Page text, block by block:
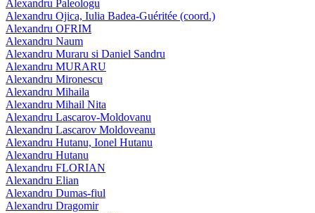
Alexandru Paleologu
Alexandru Ojica, Iulia Badea-Guéritée (coord.)
Alexandru OFRIM
Alexandru Naum
Alexandru Muraru si Daniel Sandru
Alexandru MURARU
Alexandru Mironescu
Alexandru Mihaila
Alexandru Mihail Nita
Alexandru Lascarov-Moldovanu
Alexandru Lascarov Moldoveanu
Alexandru Hutanu, Ionel Hutanu
Alexandru Hutanu
Alexandru FLORIAN
Alexandru Elian
Alexandru Dumas-fiul
Alexandru Dragomir